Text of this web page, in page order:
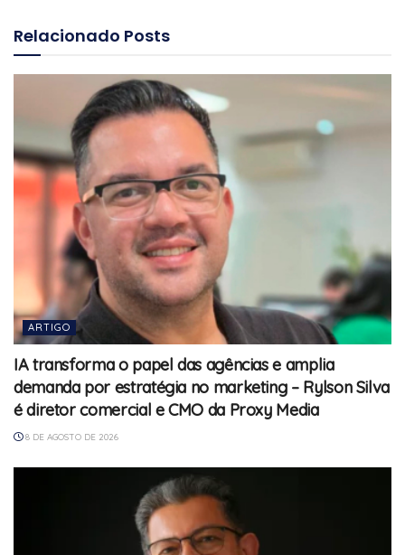
Relacionado Posts
ARTIGO
IA transforma o papel das agências e amplia
demanda por estratégia no marketing – Rylson Silva
é diretor comercial e CMO da Proxy Media
8 DE AGOSTO DE 2026